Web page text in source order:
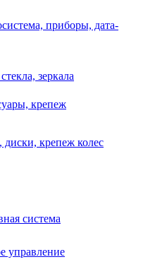
приборы, дата-
зеркала
крепеж
крепеж колес
система
управление